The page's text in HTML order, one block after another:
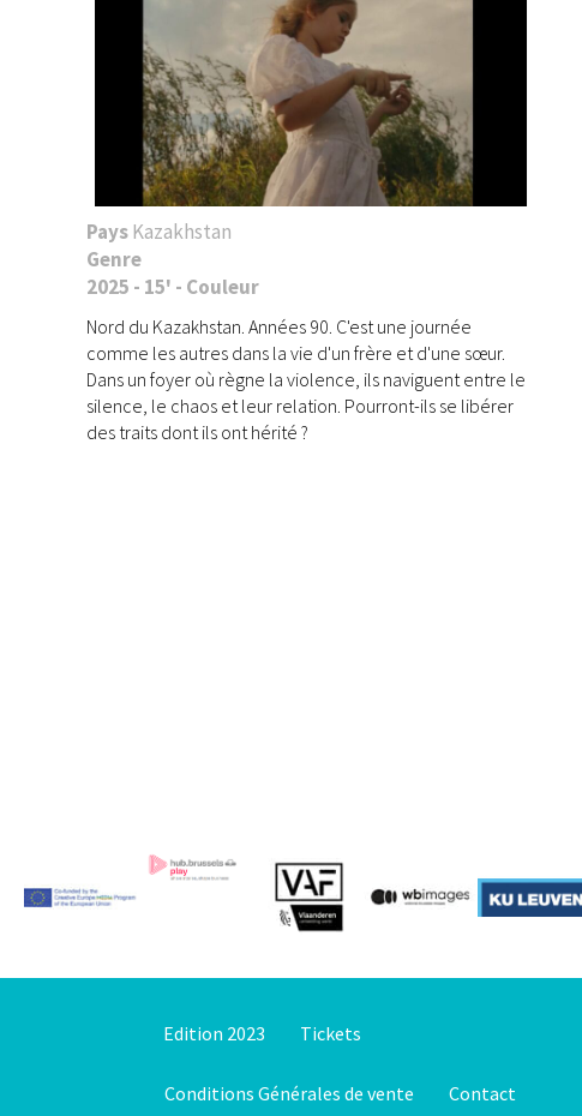
PaysKazakhstan
Genre
2025 - 15' - Couleur
Nord du Kazakhstan. Années 90. C'est une journée
comme les autres dans la vie d'un frère et d'une sœur.
Dans un foyer où règne la violence, ils naviguent entre le
silence, le chaos et leur relation. Pourront-ils se libérer
des traits dont ils ont hérité ?
Edition 2023 Tickets
Conditions Générales de vente Contact